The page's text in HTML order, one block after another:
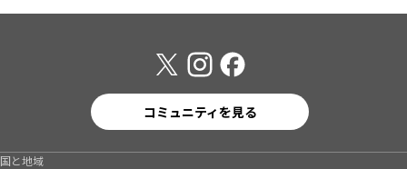
コミュニティを見る
国と地域